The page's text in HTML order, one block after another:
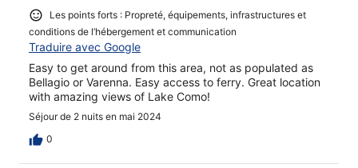
Les points forts : Propreté, équipements, infrastructures et
conditions de l’hébergement et communication
Traduire avec Google
Easy to get around from this area, not as populated as
Bellagio or Varenna. Easy access to ferry. Great location
with amazing views of Lake Como!
Séjour de 2 nuits en mai 2024
0